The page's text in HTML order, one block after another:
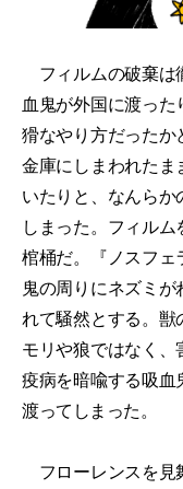
フィルムの破棄は
血鬼が外国に渡っ
猾なやり方だったか
金庫にしまわれたま
いたりと、なんらか
しまった。フィル
棺桶だ。『ノスフェ
鬼の周りにネズミ
れて騒然とする。獣
モリや狼ではなく、
疫病を暗喩する吸血
渡ってしまった。
フローレンスを見